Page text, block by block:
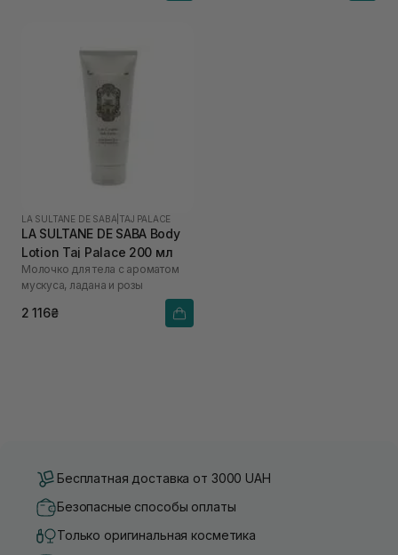
LA SULTANE DE SABA TAJ PALACE
LA SULTANE DE SABA Body
Lotion Taj Palace 200 мл
Молочко для тела с ароматом
мускуса, ладана и розы
2 116₴
Бесплатная доставка от 3000 UAH
Безопасные способы оплаты
Только оригинальная косметика